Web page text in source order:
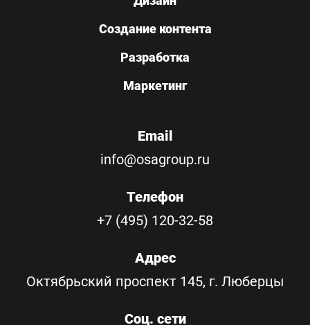
Создание контента
Разработка
Маркетинг
Email
info@osagroup.ru
Телефон
+7 (495) 120-32-58
Адрес
Октябрьский проспект 145, г. Люберцы
Соц. сети